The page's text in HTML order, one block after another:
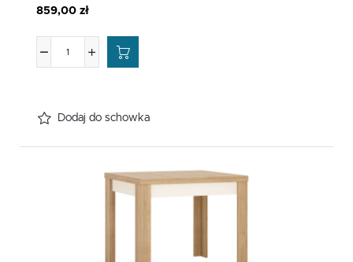
859,00 zł
Dodaj do schowka